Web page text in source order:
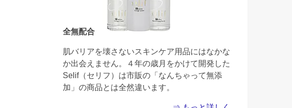
全無配合
肌バリアを壊さないスキンケア用品にはなかな
か出会えません。４年の歳月をかけて開発した
Selif（セリフ）は市販の「なんちゃって無添
加」の商品とは全然違います。